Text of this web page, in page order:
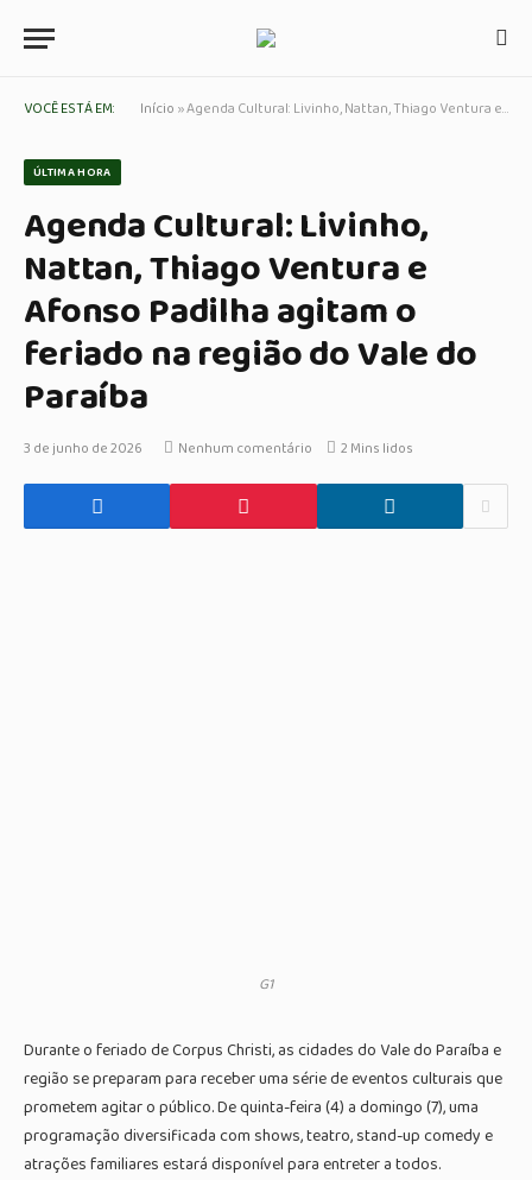
VOCÊ ESTÁ EM: Início »Agenda Cultural: Livinho, Nattan, Thiago Ventura e Afonso Padilha agitam o feriado na região do Vale do Paraíba
ÚLTIMA HORA
Agenda Cultural: Livinho,
Nattan, Thiago Ventura e
Afonso Padilha agitam o
feriado na região do Vale do
Paraíba
3 de junho de 2026 Nenhum comentário 2 Mins lidos
G1
Durante o feriado de Corpus Christi, as cidades do Vale do Paraíba e
região se preparam para receber uma série de eventos culturais que
prometem agitar o público. De quinta-feira (4) a domingo (7), uma
programação diversificada com shows, teatro, stand-up comedy e
atrações familiares estará disponível para entreter a todos.